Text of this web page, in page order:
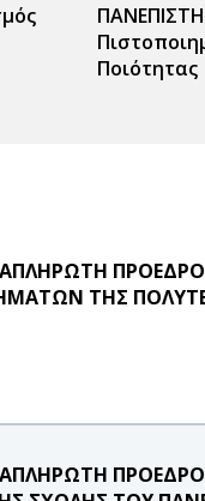
Ποιότητας
ΤΗΣ